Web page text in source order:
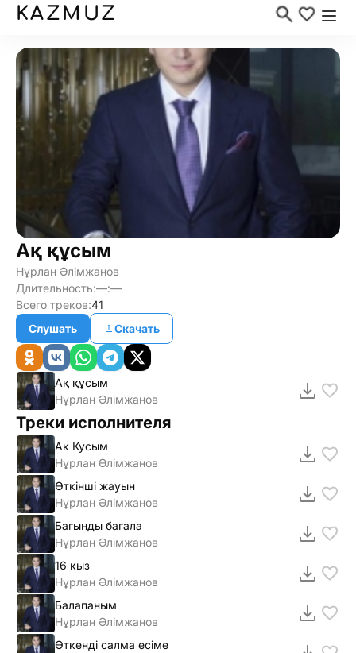
KAZMUZ
Ақ құсым
Нұрлан Әлімжанов
Длительность:—:—
Всего треков:41
Слушать
Скачать
Ақ құсым
Нұрлан Әлімжанов
Треки исполнителя
Ак Кусым
Нұрлан Әлiмжанов
Өткiншi жауын
Нұрлан Әлiмжанов
Багынды багала
Нұрлан Әлiмжанов
16 кыз
Нұрлан Әлiмжанов
Балапаным
Нұрлан Әлімжанов
Өткенді салма есіме